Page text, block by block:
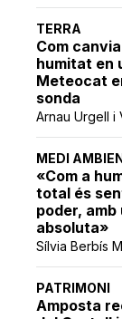
TERRA
Com
humitat en
Meteocat
sonda
Arnau Urgell i
MEDI
«Com a
total és
poder,
absoluta»
Sílvia Berbís
PATRIMONI
Amposta